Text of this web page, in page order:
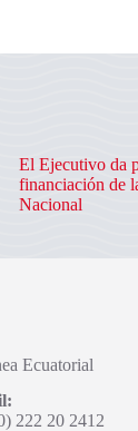
El Ejecutivo da
financiación de
Nacional
Ecuatorial
222 20 2412